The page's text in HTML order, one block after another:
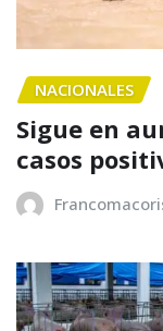
NACIONALES
Sigue en
casos